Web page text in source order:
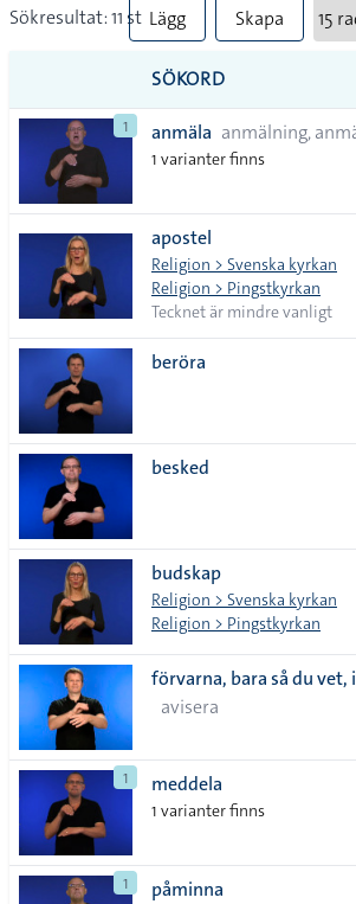
Sökresultat: 11 st Lägg
till
alla i
lista
Skapa
SÖKORD
1 anmäla anmälning,
1 varianter finns
apostel
Religion > Svenska kyrkan
Religion > Pingstkyrkan
Tecknet är mindre vanligt
beröra
besked
budskap
Religion > Svenska kyrkan
Religion > Pingstkyrkan
förvarna, bara så du
avisera
1 meddela
1 varianter finns
1 påminna